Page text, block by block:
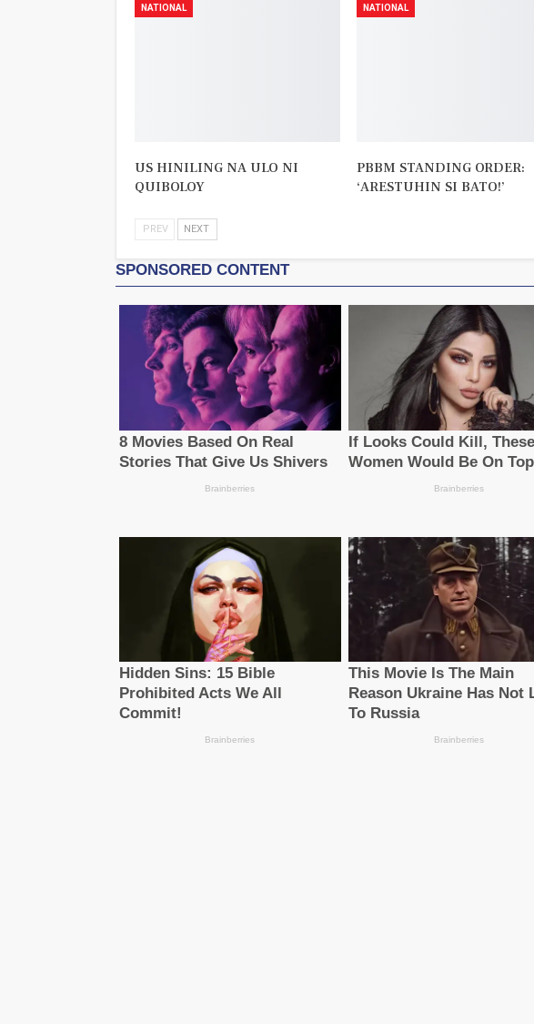
NATIONAL
US HINILING NA ULO NI
QUIBOLOY
NATIONAL
PBBM STANDING ORDER:
‘ARESTUHIN SI BATO!’
PREV NEXT